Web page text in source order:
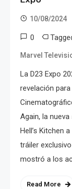
10/08/2024
0
Marvel
La D23 Expo
revelación
Again, la
Hell’s Kitchen
tráiler
mostró a los
Read More